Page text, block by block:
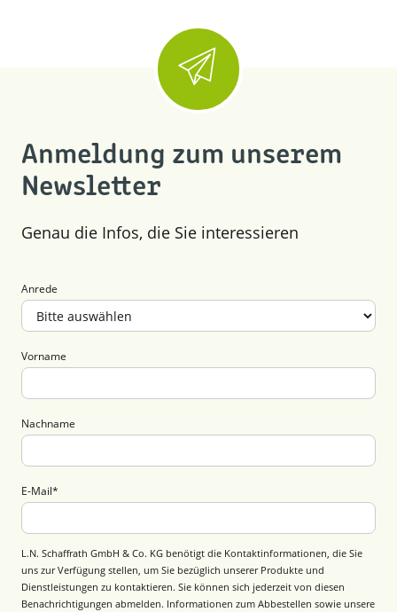
Anmeldung zum unserem
Newsletter
Genau die Infos, die Sie interessieren
Anrede
Vorname
Nachname
E-Mail*
L.N. Schaffrath GmbH & Co. KG benötigt die Kontaktinformationen, die Sie
uns zur Verfügung stellen, um Sie bezüglich unserer Produkte und
Dienstleistungen zu kontaktieren. Sie können sich jederzeit von diesen
Benachrichtigungen abmelden. Informationen zum Abbestellen sowie unsere